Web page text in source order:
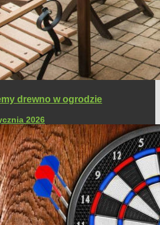
drewno w ogrodzie
2026